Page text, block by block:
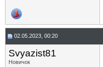
02.05.2023, 00:20
Svyazist81
Новичок